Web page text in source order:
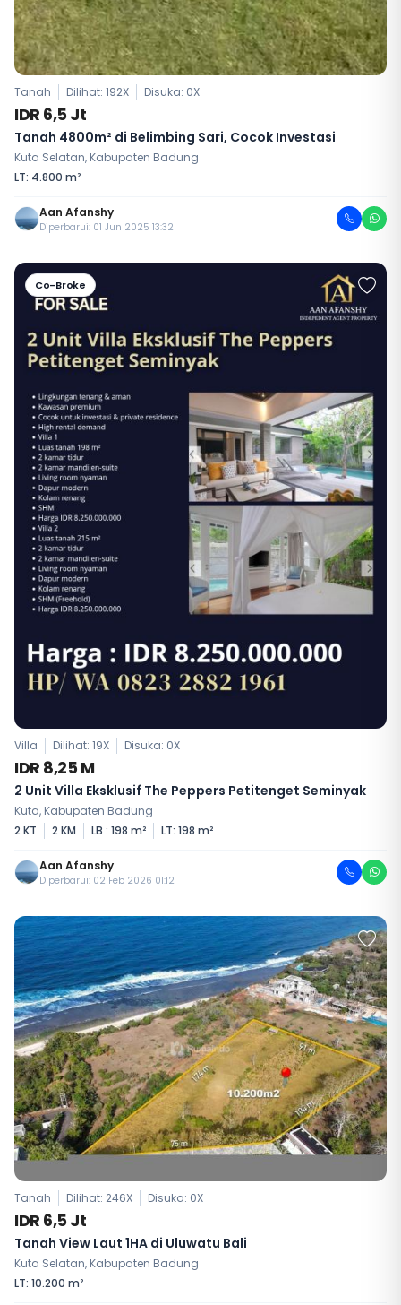
Tanah Dilihat: 192X Disuka: 0X
IDR 6,5 Jt
Tanah 4800m² di Belimbing Sari, Cocok Investasi
Kuta Selatan, Kabupaten Badung
LT: 4.800 m²
Aan Afanshy
Diperbarui: 01 Jun 2025 13:32
Co-Broke
Villa Dilihat: 19X Disuka: 0X
IDR 8,25 M
2 Unit Villa Eksklusif The Peppers Petitenget Seminyak
Kuta, Kabupaten Badung
2 KT
2 KM LB : 198 m² LT: 198 m²
Aan Afanshy
Diperbarui: 02 Feb 2026 01:12
Tanah Dilihat: 246X Disuka: 0X
IDR 6,5 Jt
Tanah View Laut 1HA di Uluwatu Bali
Kuta Selatan, Kabupaten Badung
LT: 10.200 m²